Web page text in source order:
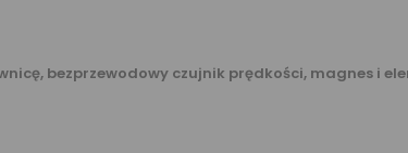
bezprzewodowy czujnik prędkości, magnes i